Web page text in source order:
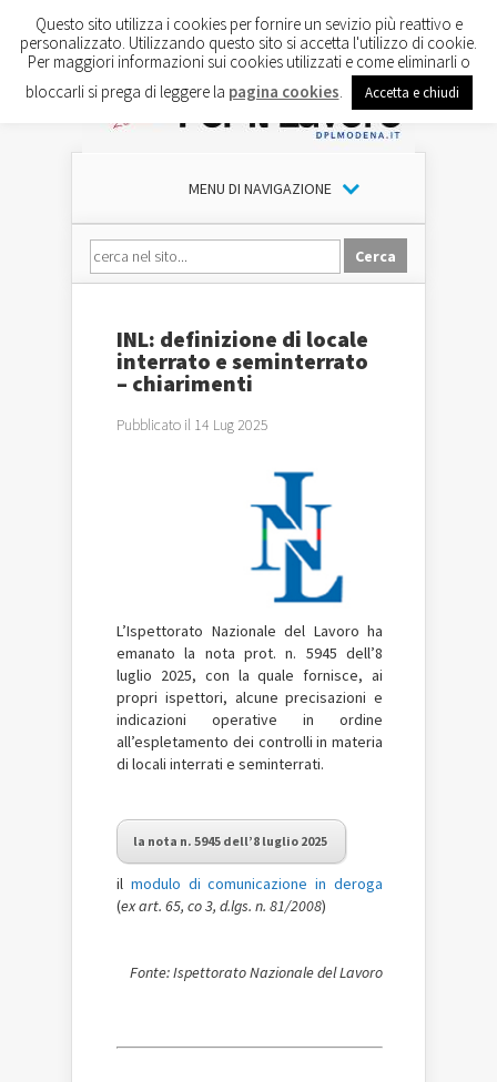
MENU DI NAVIGAZIONE
INL: definizione di locale
interrato e seminterrato
– chiarimenti
Pubblicato il 14 Lug 2025
L’Ispettorato Nazionale del Lavoro ha
emanato la nota prot. n. 5945 dell’8
luglio 2025, con la quale fornisce, ai
propri ispettori, alcune precisazioni e
indicazioni operative in ordine
all’espletamento dei controlli in materia
di locali interrati e seminterrati.
la nota n. 5945 dell’8 luglio 2025
il modulo di comunicazione in deroga
(ex art. 65, co 3, d.lgs. n. 81/2008)
Fonte: Ispettorato Nazionale del Lavoro
Questo sito utilizza i cookies per fornire un sevizio più reattivo e
personalizzato. Utilizzando questo sito si accetta l'utilizzo di cookie.
Per maggiori informazioni sui cookies utilizzati e come eliminarli o
bloccarli si prega di leggere la pagina cookies Accetta e chiudi